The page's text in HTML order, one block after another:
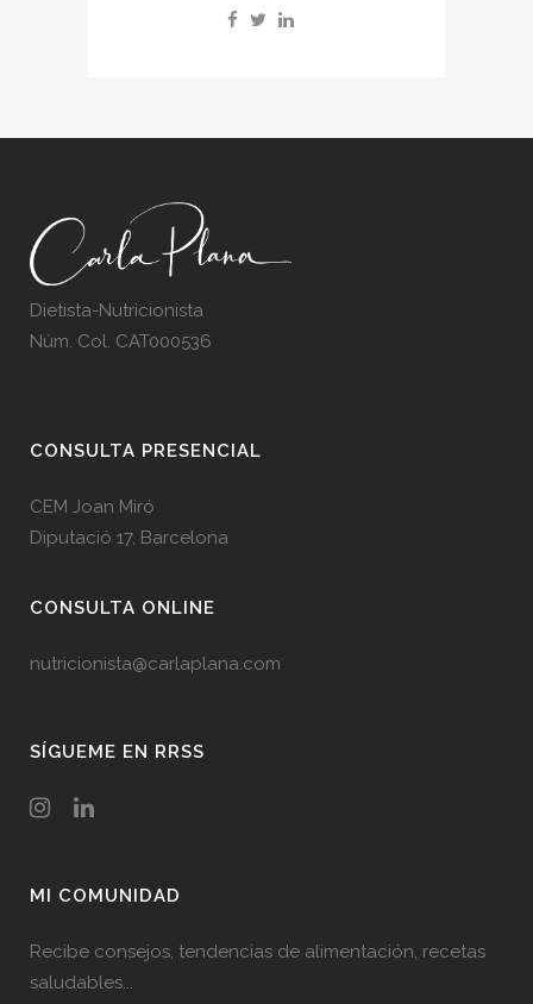
Dietista-Nutricionista
Núm. Col. CAT000536
CONSULTA PRESENCIAL
CEM Joan Miró
Diputació 17, Barcelona
CONSULTA ONLINE
nutricionista@carlaplana.com
SÍGUEME EN RRSS
MI COMUNIDAD
Recibe consejos, tendencias de alimentación, recetas
saludables...